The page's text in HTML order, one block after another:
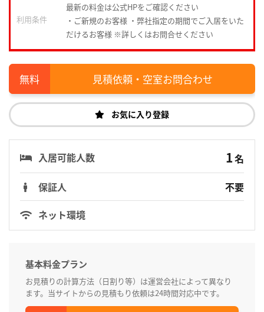
最新の料金は公式HPをご確認ください
利用条件
・ご新規のお客様 ・弊社指定の期間でご入居をいた
だけるお客様 ※詳しくはお問合せください
見積依頼・空室お問合わせ
お気に入り登録
入居可能人数 1名
保証人
不要
ネット環境
基本料金プラン
お見積りの計算方法（日割り等）は運営会社によって異なり
ます。当サイトからの見積もり依頼は24時間対応中です。